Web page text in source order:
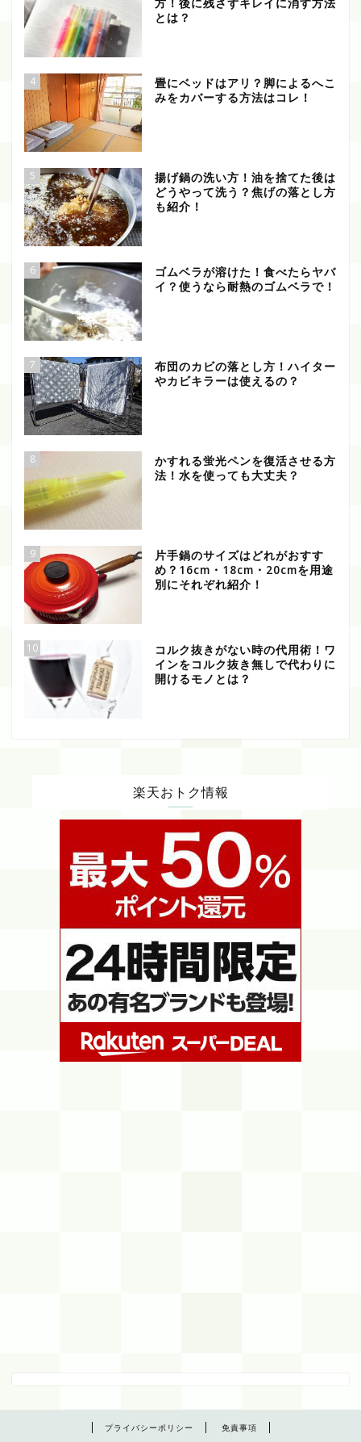
とは？
4
畳にベッドはアリ？脚によるへこ
みをカバーする方法はコレ！
5
揚げ鍋の洗い方！油を捨てた後は
どうやって洗う？焦げの落とし方
も紹介！
6
ゴムベラが溶けた！食べたらヤバ
イ？使うなら耐熱のゴムベラで！
7
布団のカビの落とし方！ハイター
やカビキラーは使えるの？
8
かすれる蛍光ペンを復活させる方
法！水を使っても大丈夫？
9
片手鍋のサイズはどれがおすす
め？16cm・18cm・20cmを用途
別にそれぞれ紹介！
10
コルク抜きがない時の代用術！ワ
インをコルク抜き無しで代わりに
開けるモノとは？
楽天おトク情報
プライバシーポリシー 免責事項